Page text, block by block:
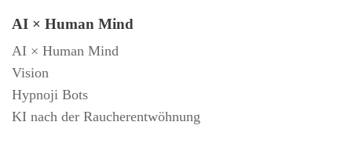
AI × Human Mind
AI × Human Mind
Vision
Hypnoji Bots
KI nach der Raucherentwöhnung